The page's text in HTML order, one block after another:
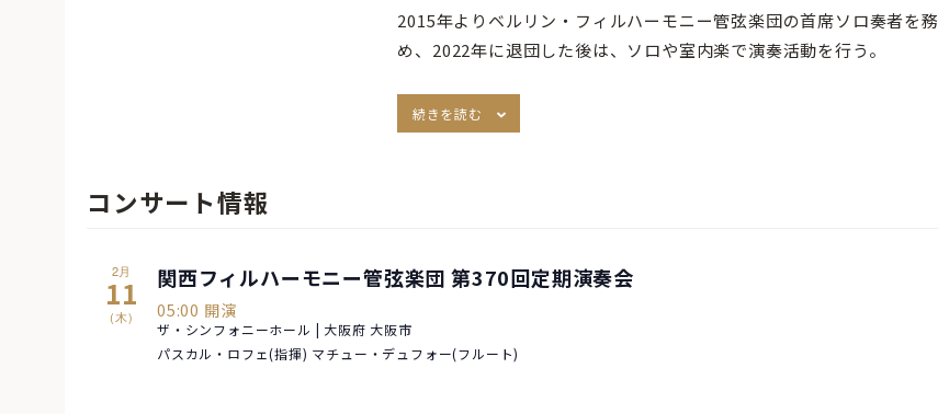
2015年よりベルリン・フィルハーモニー管弦楽団の首席ソロ奏者を務
め、2022年に退団した後は、ソロや室内楽で演奏活動を行う。
続きを読む
コンサート情報
2月
11
(木)
関西フィルハーモニー管弦楽団 第370回定期演奏会
05:00 開演
ザ・シンフォニーホール | 大阪府 大阪市
パスカル・ロフェ(指揮) マチュー・デュフォー(フルート)